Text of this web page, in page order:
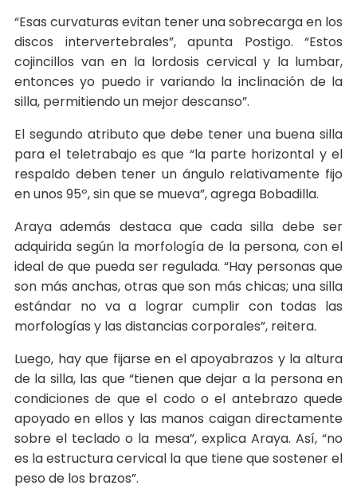
“Esas curvaturas evitan tener una sobrecarga en los
discos intervertebrales”, apunta Postigo. “Estos
cojincillos van en la lordosis cervical y la lumbar,
entonces yo puedo ir variando la inclinación de la
silla, permitiendo un mejor descanso”.
El segundo atributo que debe tener una buena silla
para el teletrabajo es que “la parte horizontal y el
respaldo deben tener un ángulo relativamente fijo
en unos 95º, sin que se mueva”, agrega Bobadilla.
Araya además destaca que cada silla debe ser
adquirida según la morfología de la persona, con el
ideal de que pueda ser regulada. “Hay personas que
son más anchas, otras que son más chicas; una silla
estándar no va a lograr cumplir con todas las
morfologías y las distancias corporales”, reitera.
Luego, hay que fijarse en el apoyabrazos y la altura
de la silla, las que “tienen que dejar a la persona en
condiciones de que el codo o el antebrazo quede
apoyado en ellos y las manos caigan directamente
sobre el teclado o la mesa”, explica Araya. Así, “no
es la estructura cervical la que tiene que sostener el
peso de los brazos”.